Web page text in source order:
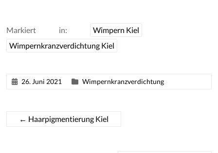
Markiert in:
Wimpern Kiel
Wimpernkranzverdichtung Kiel
26. Juni 2021 Wimpernkranzverdichtung
← Haarpigmentierung Kiel